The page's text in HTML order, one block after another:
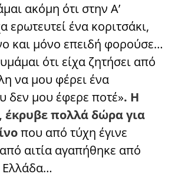
ακόμη ότι στην Α’
ερωτευτεί ένα κοριτσάκι,
και μόνο επειδή φορούσε…
ότι είχα ζητήσει από
να μου φέρει ένα
δεν μου έφερε ποτέ». Η
πολλά δώρα για
που από τύχη έγινε
αιτία αγαπήθηκε από
Ελλάδα…